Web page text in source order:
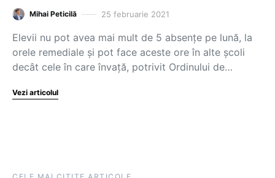
Mihai Peticilă 25 februarie 2021
Elevii nu pot avea mai mult de 5 absențe pe lună, la
orele remediale și pot face aceste ore în alte școli
decât cele în care învață, potrivit Ordinului de…
Vezi articolul